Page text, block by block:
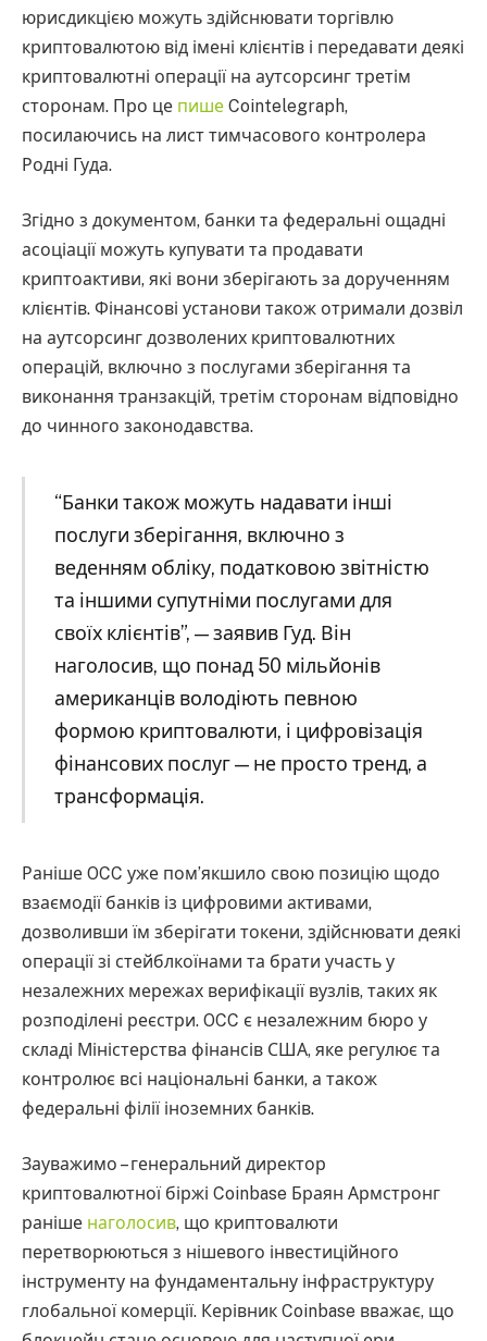
юрисдикцією можуть здійснювати торгівлю
криптовалютою від імені клієнтів і передавати деякі
криптовалютні операції на аутсорсинг третім
сторонам. Про це пише Cointelegraph,
посилаючись на лист тимчасового контролера
Родні Гуда.
Згідно з документом, банки та федеральні ощадні
асоціації можуть купувати та продавати
криптоактиви, які вони зберігають за дорученням
клієнтів. Фінансові установи також отримали дозвіл
на аутсорсинг дозволених криптовалютних
операцій, включно з послугами зберігання та
виконання транзакцій, третім сторонам відповідно
до чинного законодавства.
“Банки також можуть надавати інші
послуги зберігання, включно з
веденням обліку, податковою звітністю
та іншими супутніми послугами для
своїх клієнтів”, — заявив Гуд. Він
наголосив, що понад 50 мільйонів
американців володіють певною
формою криптовалюти, і цифровізація
фінансових послуг — не просто тренд, а
трансформація.
Раніше OCC уже пом’якшило свою позицію щодо
взаємодії банків із цифровими активами,
дозволивши їм зберігати токени, здійснювати деякі
операції зі стейблкоїнами та брати участь у
незалежних мережах верифікації вузлів, таких як
розподілені реєстри. OCC є незалежним бюро у
складі Міністерства фінансів США, яке регулює та
контролює всі національні банки, а також
федеральні філії іноземних банків.
Зауважимо – генеральний директор
криптовалютної біржі Coinbase Браян Армстронг
раніше наголосив, що криптовалюти
перетворюються з нішевого інвестиційного
інструменту на фундаментальну інфраструктуру
глобальної комерції. Керівник Coinbase вважає, що